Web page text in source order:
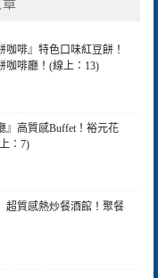
咖啡』特色口味紅豆餅！
咖啡廳！(線上：13)
』高質感Buffet！裕元花
：7)
超質感熱炒餐酒館！聚餐